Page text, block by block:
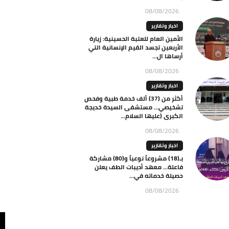
08/08/2026
اخبار وتقارير
الأمين العام للعتبة الحسينية: زيارة
الأربعين تجسد القيم الإنسانية التي
أرساها ال...
08/08/2026
اخبار وتقارير
أكثر من (37) ألف خدمة طبية وفحص
تشخيصي… مستشفى السيدة خديجة
الكبرى (عليها السلام...
08/08/2026
اخبار وتقارير
بـ(18) مشروعاً نوعياً و(80) مشاركة
فاعلة… معهد أديبات الطف يعلن
حصيلة خدماته في...
08/08/2026